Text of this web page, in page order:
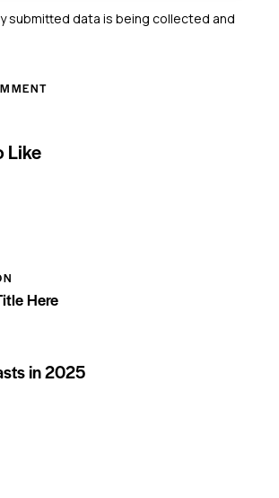
submitted data is being collected and
Like
Here
in 2025